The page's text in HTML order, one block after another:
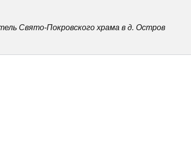
Свято-Покровского храма в д. Остров